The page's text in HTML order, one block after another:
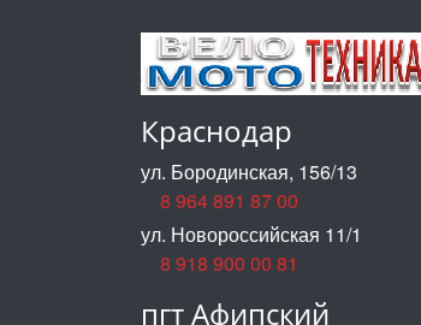
Краснодар
ул. Бородинская, 156/13
8 964 891 87 00
ул. Новороссийская 11/1
8 918 900 00 81
пгт Афипский